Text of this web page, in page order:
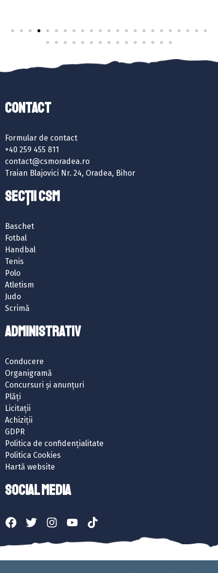
Contact
Formular de contact
+40 259 455 811
contact@csmoradea.ro
Traian Blajovici Nr. 24, Oradea, Bihor
SECȚII CSM
Baschet
Fotbal
Handbal
Tenis
Polo
Atletism
Judo
Scrimă
ADMINISTRATIV
Conducere
Organigramă
Concursuri și anunțuri
Plăți
Licitații
Achiziții
GDPR
Politica de confidențialitate
Politica Cookies
Hartă website
SOCIAL MEDIA